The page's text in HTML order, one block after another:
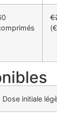
Dose initiale